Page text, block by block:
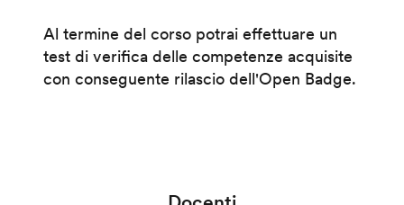
Al termine del corso potrai effettuare un
test di verifica delle competenze acquisite
con conseguente rilascio dell'Open Badge.